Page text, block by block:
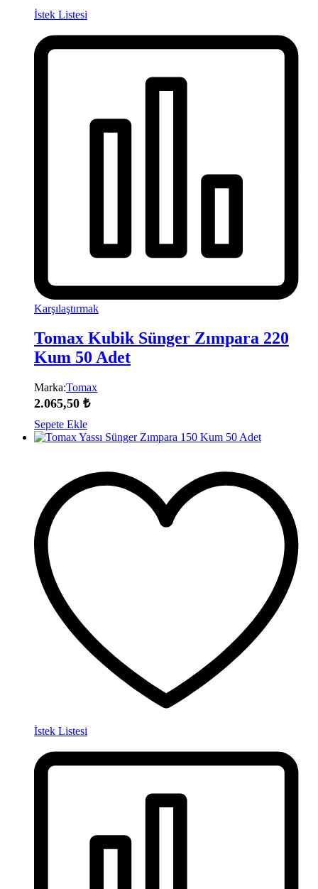
İstek Listesi
Karşılaştırmak
Tomax Kubik Sünger Zımpara 220
Kum 50 Adet
Marka:Tomax
2.065,50 ₺
Sepete Ekle
İstek Listesi